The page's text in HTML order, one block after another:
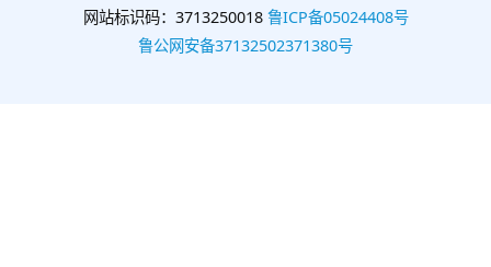
网站标识码：3713250018 鲁ICP备05024408号
鲁公网安备37132502371380号